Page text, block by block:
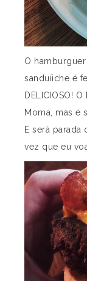
O
sanduíiche é
DELICIOSO!
Moma, mas é
E será
vez que eu